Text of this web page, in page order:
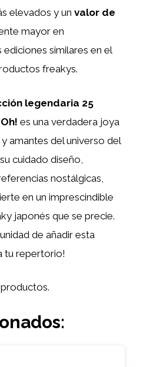
elevados y un valor de
mayor en
similares en el
freakys.
legendaria 25
es una verdadera joya
amantes del universo del
cuidado diseño,
nostálgicas,
en un imprescindible
japonés que se precie.
de añadir esta
tu repertorio!